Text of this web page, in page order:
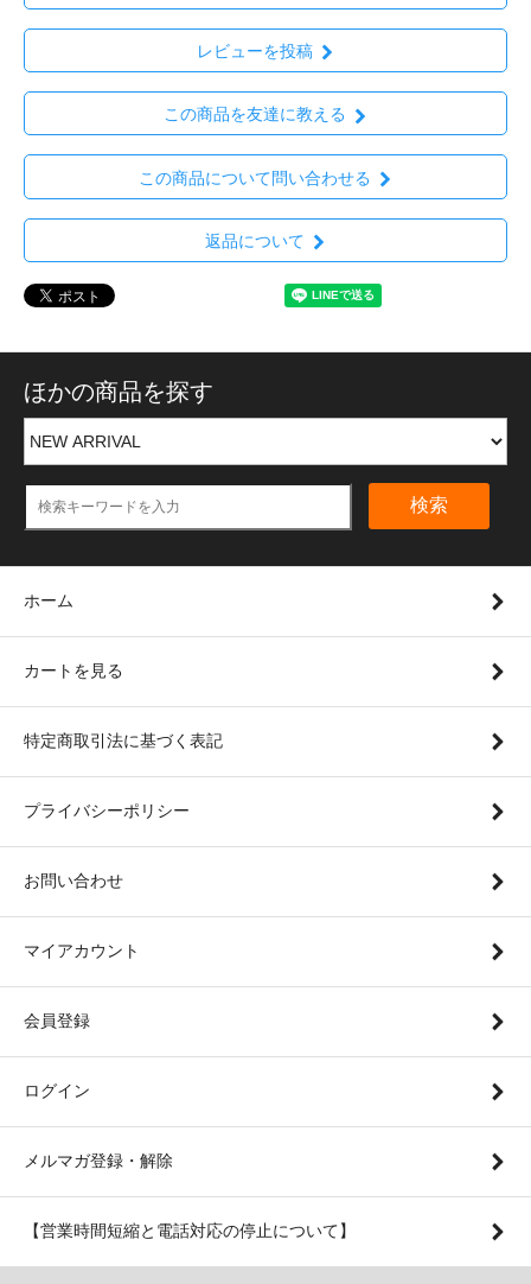
レビューを投稿
この商品を友達に教える
この商品について問い合わせる
返品について
ほかの商品を探す
検索
ホーム
カートを見る
特定商取引法に基づく表記
プライバシーポリシー
お問い合わせ
マイアカウント
会員登録
ログイン
メルマガ登録・解除
【営業時間短縮と電話対応の停止について】